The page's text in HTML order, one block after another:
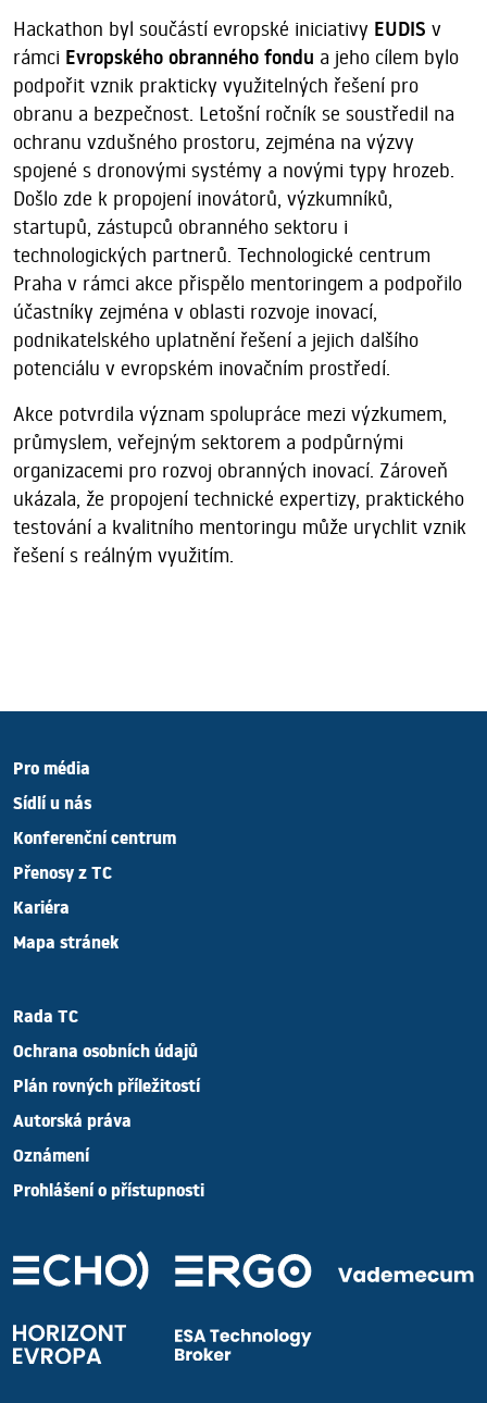
Hackathon byl součástí evropské iniciativy EUDIS v
rámci Evropského obranného fondu a jeho cílem bylo
podpořit vznik prakticky využitelných řešení pro
obranu a bezpečnost. Letošní ročník se soustředil na
ochranu vzdušného prostoru, zejména na výzvy
spojené s dronovými systémy a novými typy hrozeb.
Došlo zde k propojení inovátorů, výzkumníků,
startupů, zástupců obranného sektoru i
technologických partnerů. Technologické centrum
Praha v rámci akce přispělo mentoringem a podpořilo
účastníky zejména v oblasti rozvoje inovací,
podnikatelského uplatnění řešení a jejich dalšího
potenciálu v evropském inovačním prostředí.
Akce potvrdila význam spolupráce mezi výzkumem,
průmyslem, veřejným sektorem a podpůrnými
organizacemi pro rozvoj obranných inovací. Zároveň
ukázala, že propojení technické expertizy, praktického
testování a kvalitního mentoringu může urychlit vznik
řešení s reálným využitím.
Pro média
Sídlí u nás
Konferenční centrum
Přenosy z TC
Kariéra
Mapa stránek
Rada TC
Ochrana osobních údajů
Plán rovných příležitostí
Autorská práva
Oznámení
Prohlášení o přístupnosti